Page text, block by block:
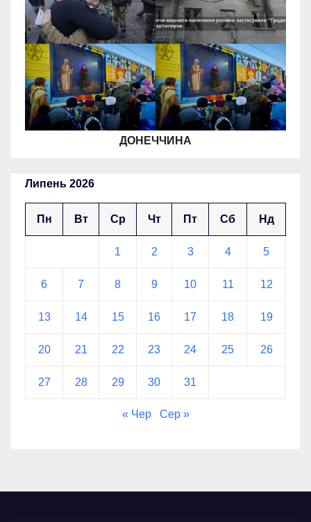
ДОНЕЧЧИНА
Липень 2026
Пн Вт Ср Чт Пт Сб Нд
1 2 3 4 5
6 7 8 9 10 11 12
13 14 15 16 17 18 19
20 21 22 23 24 25 26
27 28 29 30 31
« Чер Сер »